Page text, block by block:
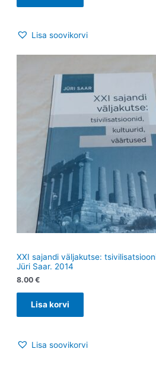
Lisa soovikorvi
XXI sajandi väljakutse:
Jüri Saar. 2014
8.00 €
Lisa korvi
Lisa soovikorvi